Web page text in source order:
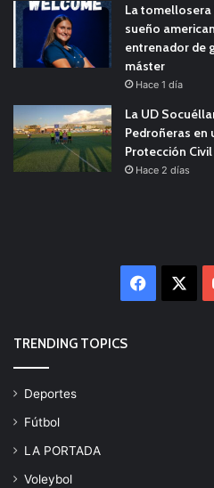
La tomellosera
sueño
entrenador de
máster
Hace 1 día
La UD
Pedroñeras en
Protección Civil
Hace 2 días
TRENDING TOPICS
Deportes
Fútbol
LA PORTADA
Voleybol